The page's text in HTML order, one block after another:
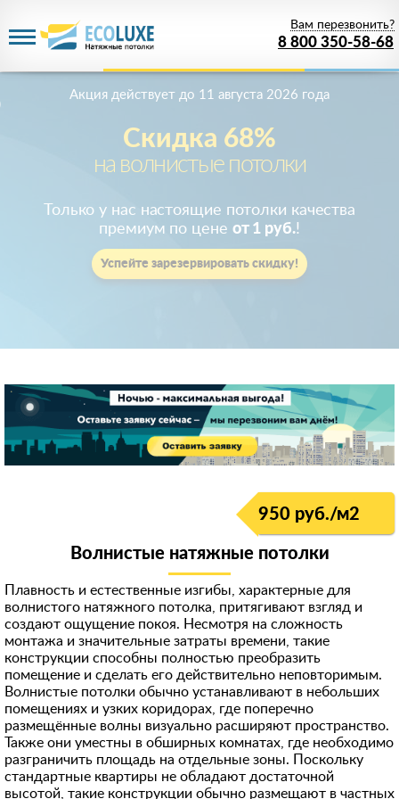
8 800 350-58-68
Вам перезвонить?
Скидка 68%
на волнистые потолки
Акция действует до 11 августа 2026 года
Только у нас настоящие потолки качества
премиум по цене от 1 руб.!
Успейте зарезервировать скидку!
950 руб./м2
Волнистые натяжные потолки
Плавность и естественные изгибы, характерные для
волнистого натяжного потолка, притягивают взгляд и
создают ощущение покоя. Несмотря на сложность
монтажа и значительные затраты времени, такие
конструкции способны полностью преобразить
помещение и сделать его действительно неповторимым.
Волнистые потолки обычно устанавливают в небольших
помещениях и узких коридорах, где поперечно
размещённые волны визуально расширяют пространство.
Также они уместны в обширных комнатах, где необходимо
разграничить площадь на отдельные зоны. Поскольку
стандартные квартиры не обладают достаточной
высотой, такие конструкции обычно размещают в частных